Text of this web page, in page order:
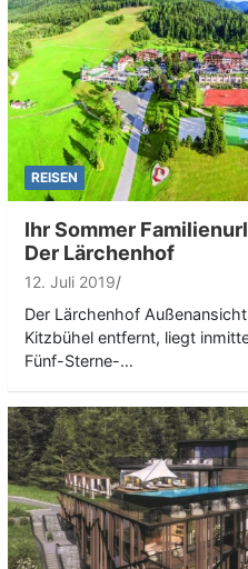
REISEN
Ihr Sommer
Der Lärchenhof
12. Juli 2019
Der Lärchenhof
Kitzbühel entfernt, liegt
Fünf-Sterne-…